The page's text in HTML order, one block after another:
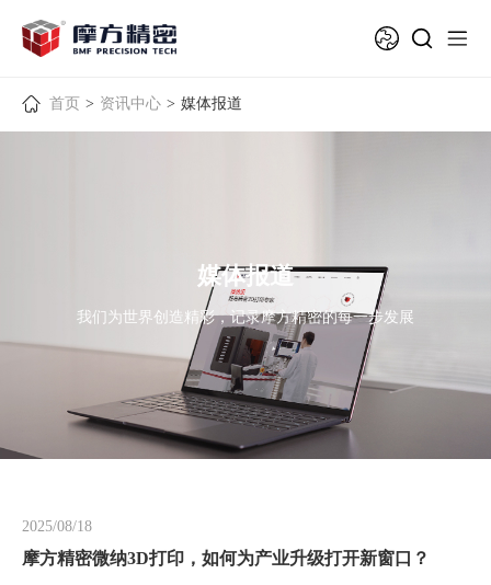
首页 > 资讯中心 > 媒体报道
媒体报道
我们为世界创造精彩，记录摩方精密的每一步发展
2025/08/18
摩方精密微纳3D打印，如何为产业升级打开新窗口？